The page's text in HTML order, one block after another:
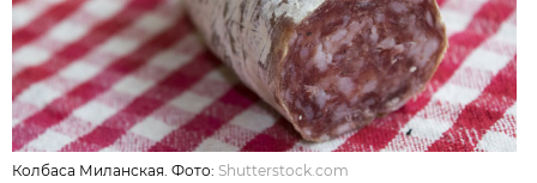
Колбаса Миланская. Фото:Shutterstock.com